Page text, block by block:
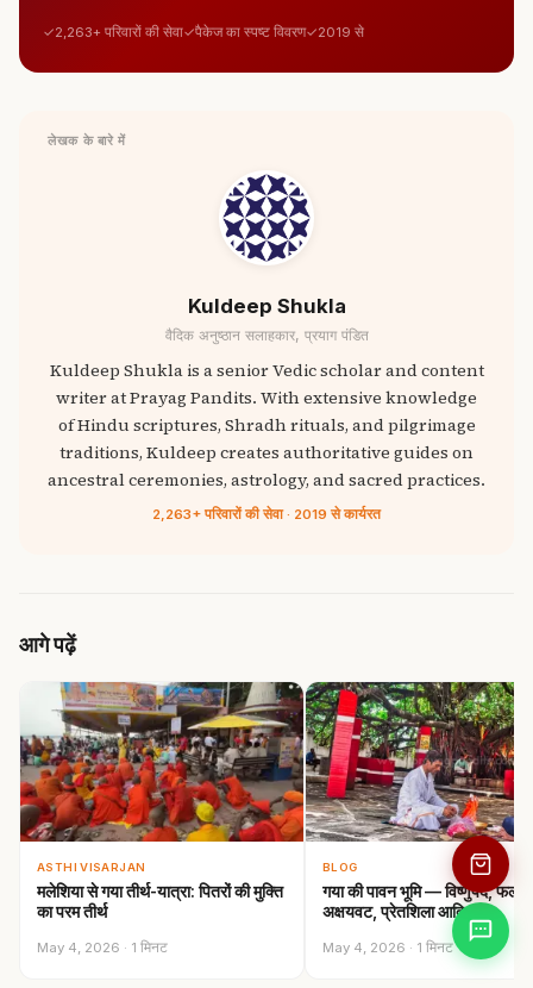
2,263+ परिवारों की सेवा पैकेज का स्पष्ट विवरण 2019 से
लेखक के बारे में
Kuldeep Shukla
वैदिक अनुष्ठान सलाहकार, प्रयाग पंडित
Kuldeep Shukla is a senior Vedic scholar and content
writer at Prayag Pandits. With extensive knowledge
of Hindu scriptures, Shradh rituals, and pilgrimage
traditions, Kuldeep creates authoritative guides on
ancestral ceremonies, astrology, and sacred practices.
2,263+ परिवारों की सेवा · 2019 से कार्यरत
आगे पढ़ें
ASTHI VISARJAN
मलेशिया से गया तीर्थ-यात्रा: पितरों की मुक्ति
का परम तीर्थ
May 4, 2026 · 1 मिनट
BLOG
गया की पावन भूमि — विष्णुपद, फल्गु,
अक्षयवट, प्रेतशिला आदि…
May 4, 2026 · 1 मिनट